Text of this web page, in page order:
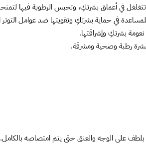
بشرتكِ وإشراقتها.
رطبة وصحية ومشرقة.
على الوجه والعنق حتى يتم امتصاصه بالكامل.